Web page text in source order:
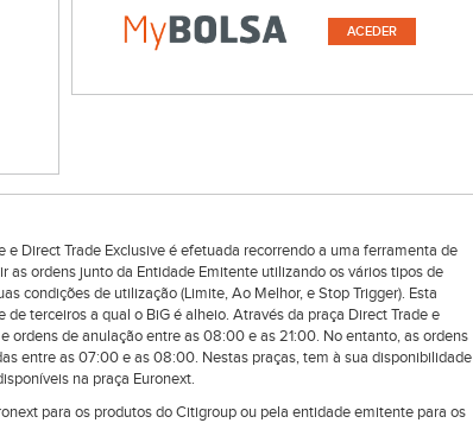
ACEDER
Direct Trade Exclusive é efetuada recorrendo a uma ferramenta de
ordens junto da Entidade Emitente utilizando os vários tipos de
condições de utilização (Limite, Ao Melhor, e Stop Trigger). Esta
terceiros a qual o BiG é alheio. Através da praça Direct Trade e
ordens de anulação entre as 08:00 e as 21:00. No entanto, as ordens
entre as 07:00 e as 08:00. Nestas praças, tem à sua disponibilidade
na praça Euronext.
para os produtos do Citigroup ou pela entidade emitente para os